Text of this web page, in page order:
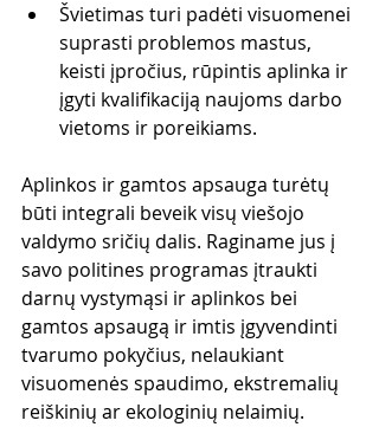
Švietimas turi padėti visuomenei
suprasti problemos mastus,
keisti įpročius, rūpintis aplinka ir
įgyti kvalifikaciją naujoms darbo
vietoms ir poreikiams.
Aplinkos ir gamtos apsauga turėtų
būti integrali beveik visų viešojo
valdymo sričių dalis. Raginame jus į
savo politines programas įtraukti
darnų vystymąsi ir aplinkos bei
gamtos apsaugą ir imtis įgyvendinti
tvarumo pokyčius, nelaukiant
visuomenės spaudimo, ekstremalių
reiškinių ar ekologinių nelaimių.